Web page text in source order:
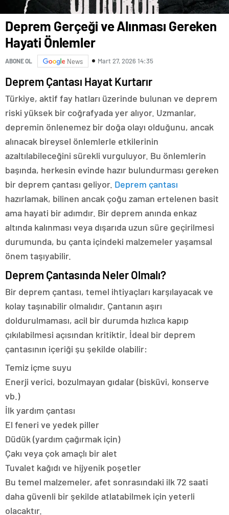
Deprem Gerçeği ve Alınması Gereken
Hayati Önlemler
ABONE OL News Mart 27, 2026 14:35
Deprem Çantası Hayat Kurtarır
Türkiye, aktif fay hatları üzerinde bulunan ve deprem
riski yüksek bir coğrafyada yer alıyor. Uzmanlar,
depremin önlenemez bir doğa olayı olduğunu, ancak
alınacak bireysel önlemlerle etkilerinin
azaltılabileceğini sürekli vurguluyor. Bu önlemlerin
başında, herkesin evinde hazır bulundurması gereken
bir deprem çantası geliyor. Deprem çantası
hazırlamak, bilinen ancak çoğu zaman ertelenen basit
ama hayati bir adımdır. Bir deprem anında enkaz
altında kalınması veya dışarıda uzun süre geçirilmesi
durumunda, bu çanta içindeki malzemeler yaşamsal
önem taşıyabilir.
Deprem Çantasında Neler Olmalı?
Bir deprem çantası, temel ihtiyaçları karşılayacak ve
kolay taşınabilir olmalıdır. Çantanın aşırı
doldurulmaması, acil bir durumda hızlıca kapıp
çıkılabilmesi açısından kritiktir. İdeal bir deprem
çantasının içeriği şu şekilde olabilir:
Temiz içme suyu
Enerji verici, bozulmayan gıdalar (bisküvi, konserve
vb.)
İlk yardım çantası
El feneri ve yedek piller
Düdük (yardım çağırmak için)
Çakı veya çok amaçlı bir alet
Tuvalet kağıdı ve hijyenik poşetler
Bu temel malzemeler, afet sonrasındaki ilk 72 saati
daha güvenli bir şekilde atlatabilmek için yeterli
olacaktır.